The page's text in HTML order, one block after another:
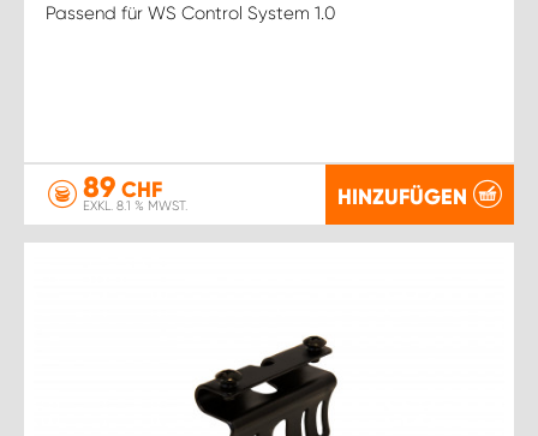
Passend für WS Control System 1.0
89 CHF
EXKL. 8.1 % MWST. HINZUFÜGEN